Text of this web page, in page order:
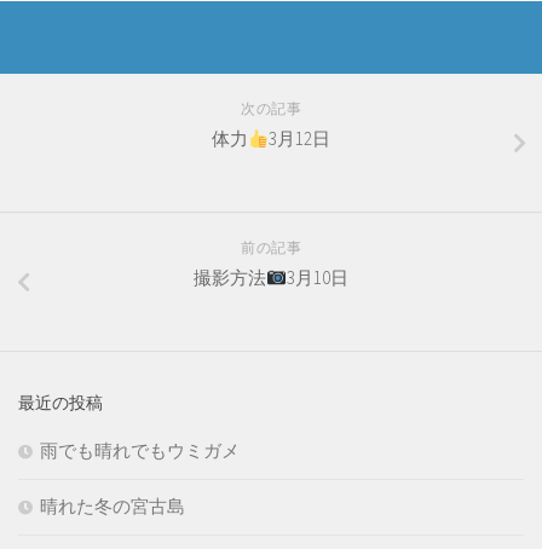
次の記事
体力 3月12日
前の記事
撮影方法 3月10日
最近の投稿
雨でも晴れでもウミガメ
晴れた冬の宮古島